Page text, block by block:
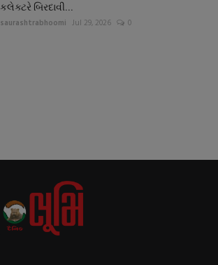
કલેક્ટરે બિરદાવી...
saurashtrabhoomi Jul 29, 2026 0